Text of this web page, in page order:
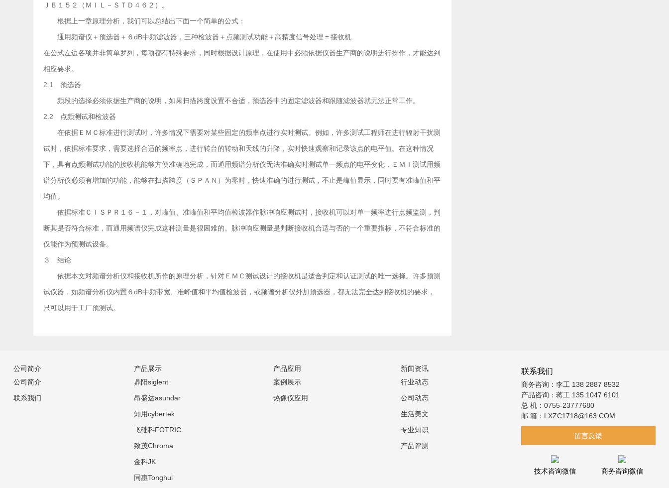
ＪＢ１５２（ＭＩＬ－ＳＴＤ４６２）。
根据上一章原理分析，我们可以总结出下面一个简单的公式：
通用频谱仪＋预选器＋６dB中频滤波器，三种检波器＋点频测试功能＋高精度信号处理＝接收机
在公式左边各项并非简单罗列，每项都有特殊要求，同时根据设计原理，在使用中必须依据仪器生产商的说明进行操作，才能达到
相应要求。
2.1 预选器
频段的选择必须依据生产商的说明，如果扫描跨度设置不合适，预选器中的固定滤波器和跟随滤波器就无法正常工作。
2.2 点频测试和检波器
在依据ＥＭＣ标准进行测试时，许多情况下需要对某些固定的频率点进行实时测试。例如，许多测试工程师在进行辐射干扰测
试时，依据标准要求，需要选择合适的频率点，进行转台的转动和天线的升降，实时快速观察和记录该点的电平值。在这种情况
下，具有点频测试功能的接收机能够方便准确地完成，而通用频谱分析仪无法准确实时测试单一频点的电平变化，ＥＭＩ测试用频
谱分析仪必须有增加的功能，能够在扫描跨度（ＳＰＡＮ）为零时，快速准确的进行测试，不止是峰值显示，同时要有准峰值和平
均值。
依据标准ＣＩＳＰＲ１６－１，对峰值、准峰值和平均值检波器作脉冲响应测试时，接收机可以对单一频率进行点频监测，判
断其是否符合标准，而通用频谱仪完成这种测量是很困难的。脉冲响应测量是判断接收机合适与否的一个重要指标，不符合标准的
仅能作为预测试设备。
３ 结论
依据本文对频谱分析仪和接收机所作的原理分析，针对ＥＭＣ测试设计的接收机是适合判定和认证测试的唯一选择。许多预测
试仪器，如频谱分析仪内置６dB中频带宽、准峰值和平均值检波器，或频谱分析仪外加预选器，都无法完全达到接收机的要求，
只可以用于工厂预测试。
公司简介
公司简介
联系我们
产品展示
鼎阳siglent
昂盛达asundar
知用cybertek
飞础科FOTRIC
致茂Chroma
金科JK
同惠Tonghui
产品应用
案例展示
热像仪应用
新闻资讯
行业动态
公司动态
生活美文
专业知识
产品评测
联系我们
商务咨询：李工 138 2887 8532
产品咨询：蒋工 135 1047 6101
总 机：0755-23777680
邮 箱：LXZC1718@163.COM
留言反馈
技术咨询微信 商务咨询微信